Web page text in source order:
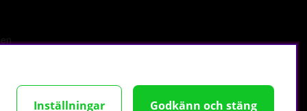
Inställningar Godkänn och stäng